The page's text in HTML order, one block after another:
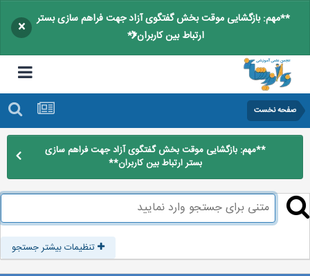
**مهم: بازگشایی موقت بخش گفتگوی آزاد جهت فراهم سازی بستر
ارتباط بین کاربران**
×
صفحه نخست
**مهم: بازگشایی موقت بخش گفتگوی آزاد جهت فراهم سازی
بستر ارتباط بین کاربران**
تنظیمات بیشتر جستجو